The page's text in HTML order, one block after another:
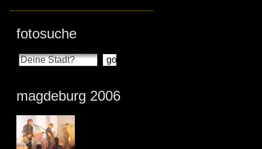
fotosuche
magdeburg 2006